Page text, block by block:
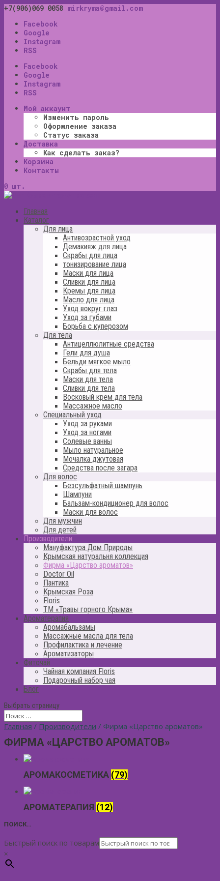
+7(906)069 0058 mirkryma@gmail.com
Facebook
Google
Instagram
RSS
Facebook
Google
Instagram
RSS
Мой аккаунт
Изменить пароль
Оформление заказа
Статус заказа
Доставка
Как сделать заказ?
Корзина
Контакты
0 шт.
Главная
Каталог
Для лица
Антивозрастной уход
Демакияж для лица
Скрабы для лица
тонизирование лица
Маски для лица
Сливки для лица
Кремы для лица
Масло для лица
Уход вокруг глаз
Уход за губами
Борьба с куперозом
Для тела
Антицеллюлитные средства
Гели для душа
Бельди мягкое мыло
Скрабы для тела
Маски для тела
Сливки для тела
Восковый крем для тела
Массажное масло
Специальный уход
Уход за руками
Уход за ногами
Солевые ванны
Мыло натуральное
Мочалка джутовая
Средства после загара
Для волос
Безсульфатный шампунь
Шампуни
Бальзам-кондиционер для волос
Маски для волос
Для мужчин
Для детей
Производители
Мануфактура Дом Природы
Крымская натуральня коллекция
Фирма «Царство ароматов»
Doctor Oil
Пантика
Крымская Роза
Floris
ТМ «Травы горного Крыма»
Ароматерапия
Аромабальзамы
Массажные масла для тела
Профилактика и лечение
Ароматизаторы
Фиточай
Чайная компания Floris
Подарочный набор чая
Блог
Выбрать страницу
Главная / Производители / Фирма «Царство ароматов»
ФИРМА «ЦАРСТВО АРОМАТОВ»
АРОМАКОСМЕТИКА (79)
АРОМАТЕРАПИЯ (12)
ПОИСК…
Быстрый поиск по товарам
×